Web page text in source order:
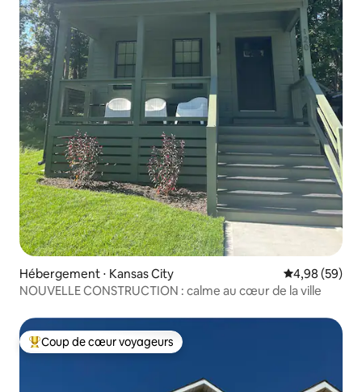
Hébergement ⋅ Kansas City Évaluation
4,98 (59)
NOUVELLE CONSTRUCTION : calme au cœur de la ville
Coups de cœur voyageurs les plus appréciés
Coup de cœur voyageurs